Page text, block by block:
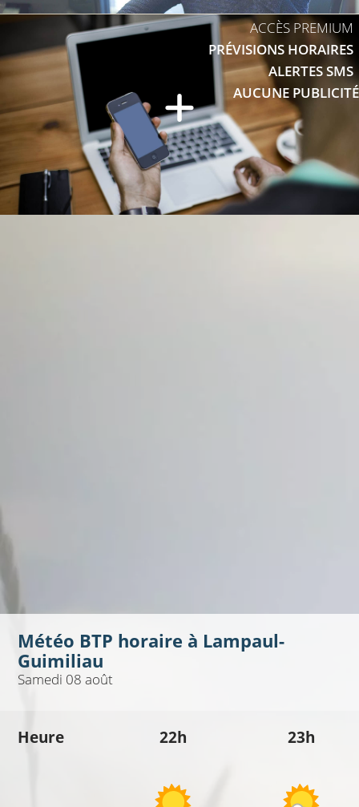
ACCÈS PREMIUM
PRÉVISIONS HORAIRES
ALERTES SMS
AUCUNE PUBLICITÉ
Météo BTP horaire à Lampaul-
Guimiliau
Samedi 08 août
Heure 22h 23h